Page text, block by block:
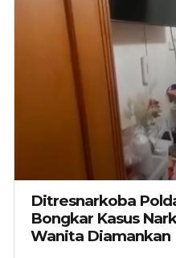
Ditresnarkoba
Bongkar Kasus
Wanita Diamankan